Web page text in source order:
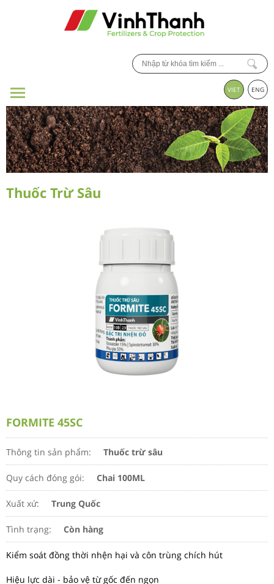
VIET ENG
Thuốc Trừ Sâu
FORMITE 45SC
Thông tin sản phẩm: Thuốc trừ sâu
Quy cách đóng gói: Chai 100ML
Xuất xứ: Trung Quốc
Tình trạng: Còn hàng
Kiểm soát đồng thời nhện hại và côn trùng chích hút
Hiệu lực dài - bảo vệ từ gốc đến ngọn